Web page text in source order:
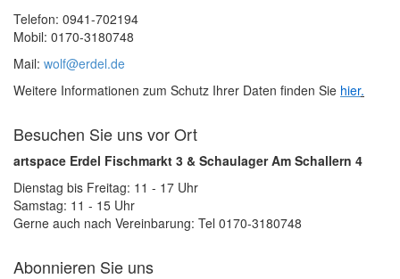
Telefon: 0941-702194
Mobil: 0170-3180748
Mail: wolf@erdel.de
Weitere Informationen zum Schutz Ihrer Daten finden Sie hier.
Besuchen Sie uns vor Ort
artspace Erdel Fischmarkt 3 & Schaulager Am Schallern 4
Dienstag bis Freitag: 11 - 17 Uhr
Samstag: 11 - 15 Uhr
Gerne auch nach Vereinbarung: Tel 0170-3180748
Abonnieren Sie uns